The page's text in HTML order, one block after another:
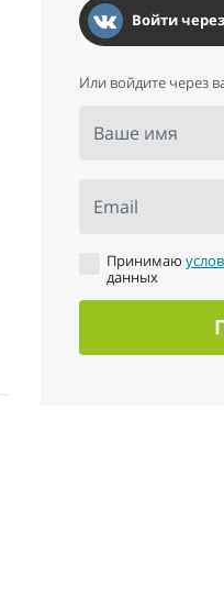
Войти
Или войдите через
Ваше имя
Email
Принимаю
данных